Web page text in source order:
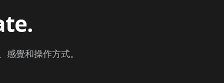
覺和操作方式。